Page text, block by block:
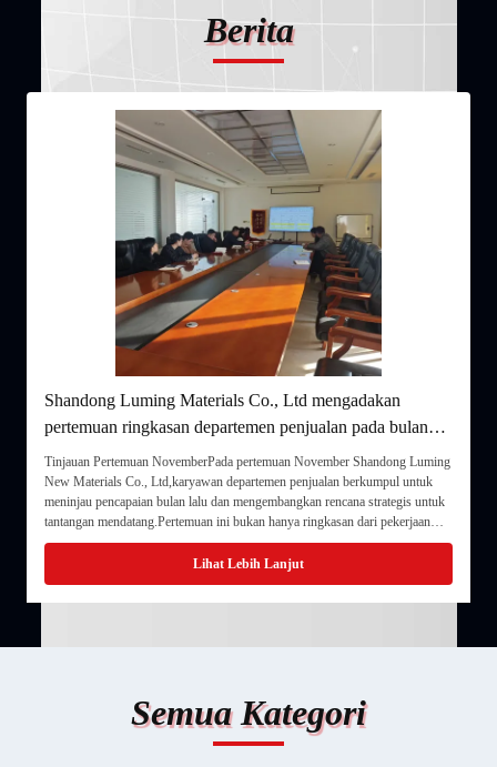
Berita
Shandong Luming Materials Co., Ltd mengadakan
pertemuan ringkasan departemen penjualan pada bulan
November
Tinjauan Pertemuan NovemberPada pertemuan November Shandong Luming
New Materials Co., Ltd,karyawan departemen penjualan berkumpul untuk
meninjau pencapaian bulan lalu dan mengembangkan rencana strategis untuk
tantangan mendatang.Pertemuan ini bukan hanya ringkasan dari pekerjaan
masa lalu, tetapi ...
Lihat Lebih Lanjut
Semua Kategori